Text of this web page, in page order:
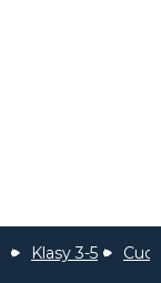
Klasy 3-5 Cud